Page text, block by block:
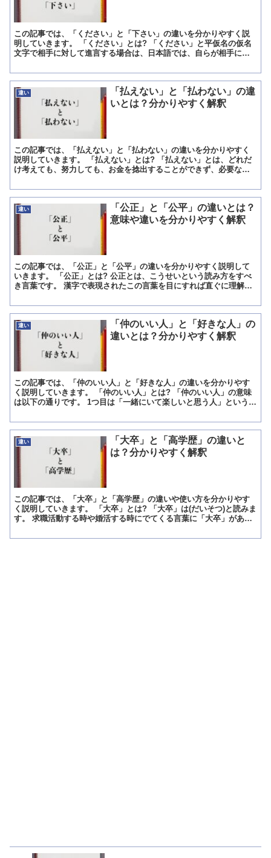
この記事では、「ください」と「下さい」の違いを分かりやすく説
明していきます。 「ください」とは? 「ください」と平仮名の仮名
文字で相手に対して進言する場合は、日本語では、自らが相手に対
違い
「払えない」と「払わない」の違
いとは？分かりやすく解釈
この記事では、「払えない」と「払わない」の違いを分かりやすく
説明していきます。 「払えない」とは? 「払えない」とは、どれだ
け考えても、努力しても、お金を捻出することができず、必要なお
違い
「公正」と「公平」の違いとは？
意味や違いを分かりやすく解釈
この記事では、「公正」と「公平」の違いを分かりやすく説明して
いきます。 「公正」とは? 公正とは、こうせいという読み方をすべ
き言葉です。 漢字で表現されたこの言葉を目にすれば直ぐに理解出
違い
「仲のいい人」と「好きな人」の
違いとは？分かりやすく解釈
この記事では、「仲のいい人」と「好きな人」の違いを分かりやす
く説明していきます。 「仲のいい人」とは? 「仲のいい人」の意味
は以下の通りです。 1つ目は「一緒にいて楽しいと思う人」という意
違い
「大卒」と「高学歴」の違いと
は？分かりやすく解釈
この記事では、「大卒」と「高学歴」の違いや使い方を分かりやす
く説明していきます。 「大卒」とは? 「大卒」は(だいそつ)と読みま
す。 求職活動する時や婚活する時にでてくる言葉に「大卒」があり